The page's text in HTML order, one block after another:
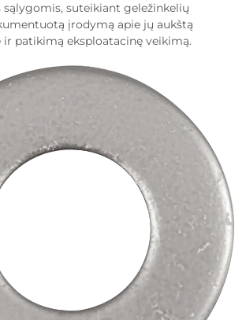
suteikiant geležinkelių
įrodymą apie jų aukštą
ir patikimą eksploatacinę veikimą.